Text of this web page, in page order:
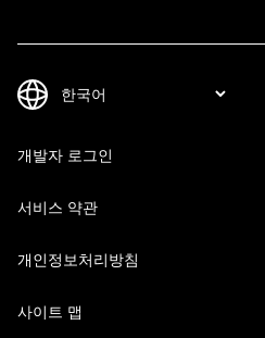
개발자 로그인
서비스 약관
개인정보처리방침
사이트 맵